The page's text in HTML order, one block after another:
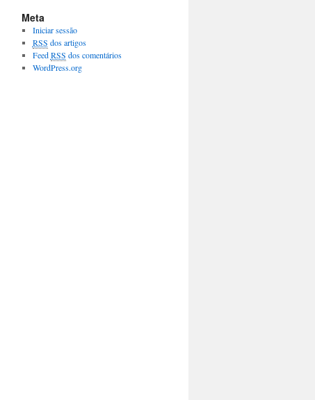
Meta
Iniciar sessão
RSS dos artigos
FeedRSS dos comentários
WordPress.org